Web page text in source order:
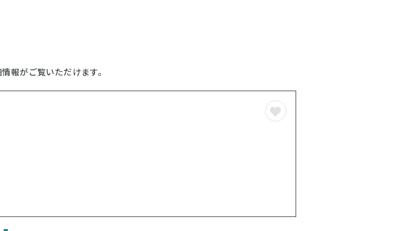
報がご覧いただけます。